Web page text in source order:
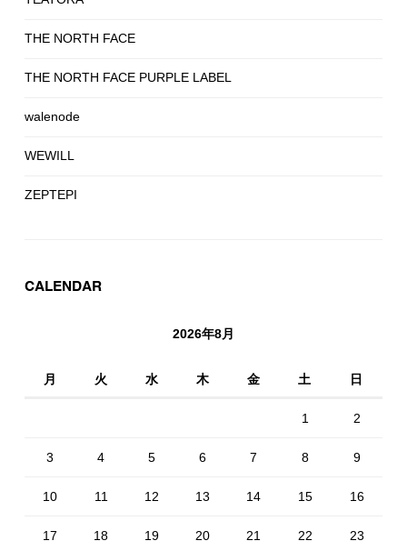
THE NORTH FACE
THE NORTH FACE PURPLE LABEL
walenode
WEWILL
ZEPTEPI
CALENDAR
2026年8月
月 火 水 木 金 土 日
1 2
3 4 5 6 7 8 9
10 11 12 13 14 15 16
17 18 19 20 21 22 23